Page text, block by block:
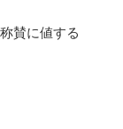
賛に値する